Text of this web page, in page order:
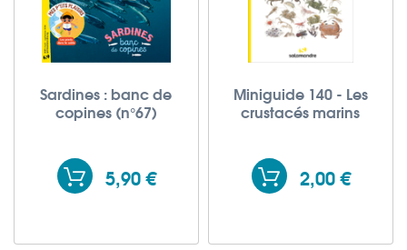
Sardines : banc de
copines (n°67)
5,90 €
Miniguide 140 - Les
crustacés marins
2,00 €